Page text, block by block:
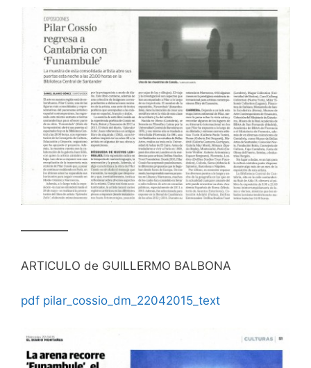
————
ARTICULO de GUILLERMO BALBONA
pdf pilar_cossio_dm_22042015_text